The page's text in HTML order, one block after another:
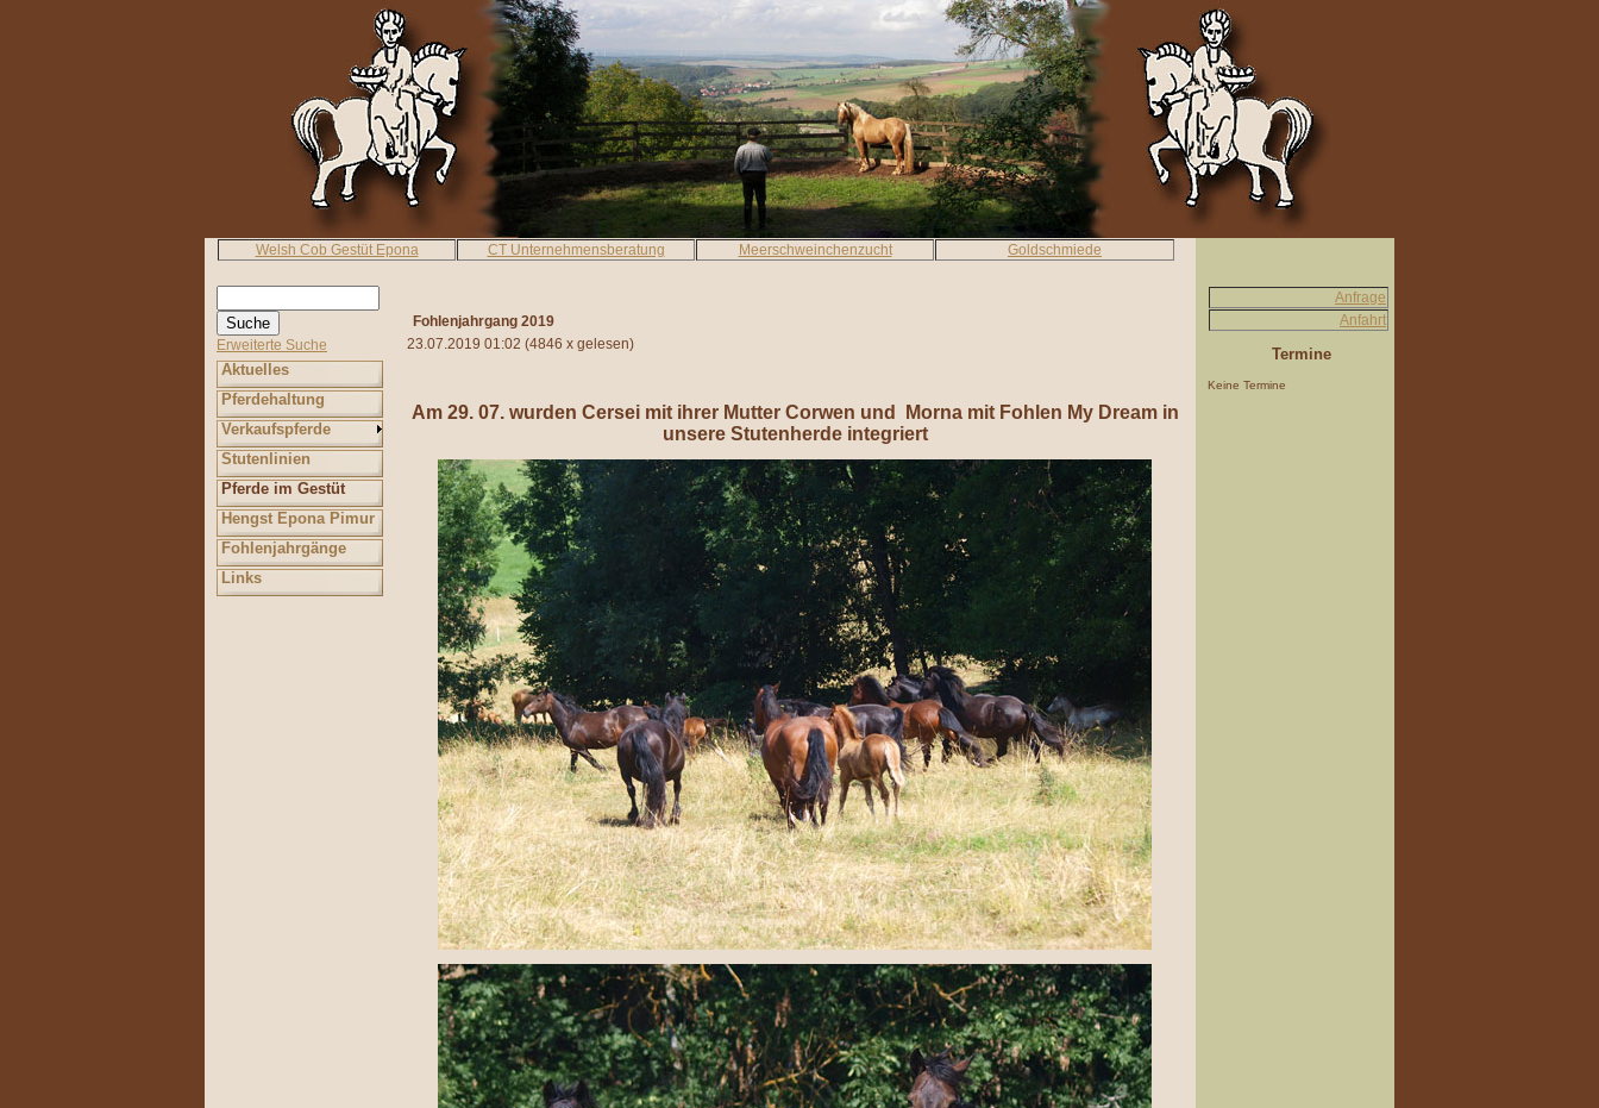
Welsh Cob Gestüt Epona CT Unternehmensberatung Meerschweinchenzucht Goldschmiede
Erweiterte Suche
Aktuelles
Pferdehaltung
Verkaufspferde
Stutenlinien
Pferde im Gestüt
Hengst Epona Pimur
Fohlenjahrgänge
Links
Fohlenjahrgang 2019
23.07.2019 01:02 (4846 x gelesen)
Am 29. 07. wurden Cersei mit ihrer Mutter Corwen und Morna mit Fohlen My Dream in
unsere Stutenherde integriert
Anfrage
Anfahrt
Termine
Keine Termine